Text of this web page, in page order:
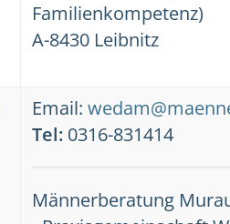
Familienkompetenz)
A-8430 Leibnitz
Email:
Tel: 0316-831414
Männerberatung